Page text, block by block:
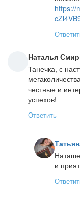
https://
Наталья
Танечка, с
честные и
успехов!
Ответить
и